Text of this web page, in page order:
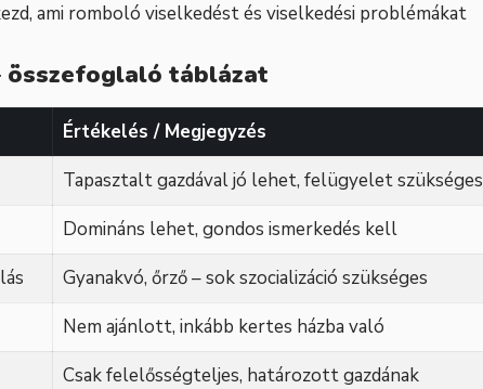
ami romboló viselkedést és viselkedési problémákat
összefoglaló táblázat
Értékelés / Megjegyzés
Tapasztalt gazdával jó lehet, felügyelet szükséges
Domináns lehet, gondos ismerkedés kell
Gyanakvó, őrző – sok szocializáció szükséges
Nem ajánlott, inkább kertes házba való
Csak felelősségteljes, határozott gazdának